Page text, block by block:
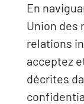
En
Union des
relations
acceptez
décrites